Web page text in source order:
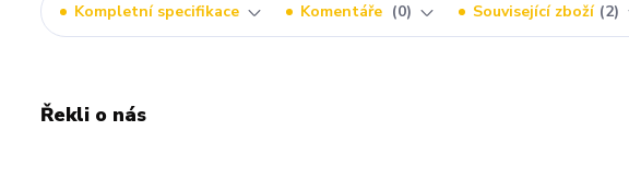
Kompletní specifikace Komentáře 0 Související zboží 2
Řekli o nás